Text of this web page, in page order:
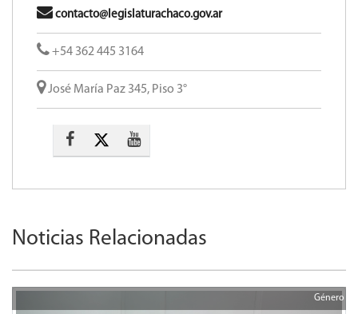
contacto@legislaturachaco.gov.ar
+54 362 445 3164
José María Paz 345, Piso 3°
Noticias Relacionadas
Género